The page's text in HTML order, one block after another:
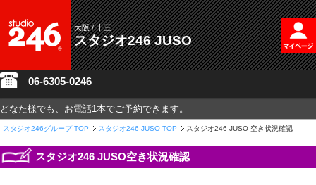
大阪 / 十三
スタジオ246 JUSO
06-6305-0246
どなた様でも、お電話1本でご予約できます。
スタジオ246グループ TOP スタジオ246 JUSO TOP スタジオ246 JUSO 空き状況確認
スタジオ246 JUSO空き状況確認